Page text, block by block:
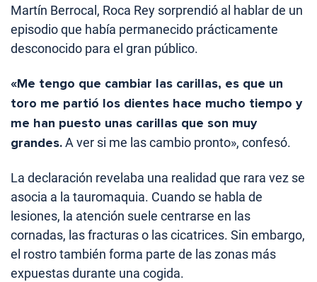
Martín Berrocal, Roca Rey sorprendió al hablar de un
episodio que había permanecido prácticamente
desconocido para el gran público.
«Me tengo que cambiar las carillas, es que un
toro me partió los dientes hace mucho tiempo y
me han puesto unas carillas que son muy
grandes.A ver si me las cambio pronto», confesó.
La declaración revelaba una realidad que rara vez se
asocia a la tauromaquia. Cuando se habla de
lesiones, la atención suele centrarse en las
cornadas, las fracturas o las cicatrices. Sin embargo,
el rostro también forma parte de las zonas más
expuestas durante una cogida.